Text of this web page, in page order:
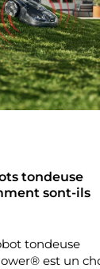
tondeuse
sont-ils
tondeuse
est un